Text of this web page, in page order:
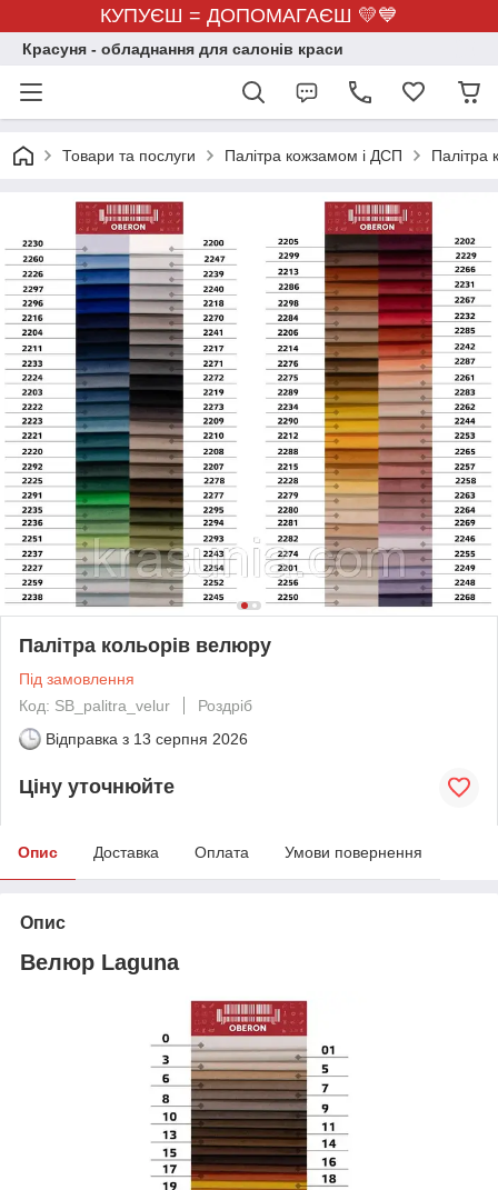
КУПУЄШ = ДОПОМАГАЄШ 💛💙
Красуня - обладнання для салонів краси
Товари та послуги Палітра кожзамом і ДСП Палітра
Палітра кольорів велюру
Під замовлення
Код: SB_palitra_velur
Роздріб
Відправка з 13 серпня 2026
Ціну уточнюйте
Опис Доставка Оплата Умови повернення
Опис
Велюр Laguna